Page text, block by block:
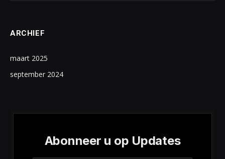
ARCHIEF
maart 2025
september 2024
Abonneer u op Updates